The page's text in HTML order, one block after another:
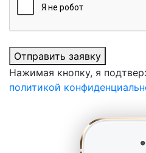
Отправить заявку
Нажимая кнопку, я
политикой